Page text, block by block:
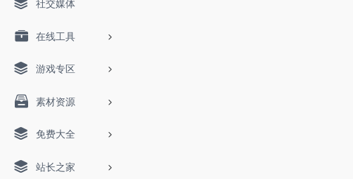
社交媒体
在线工具
游戏专区
素材资源
免费大全
站长之家